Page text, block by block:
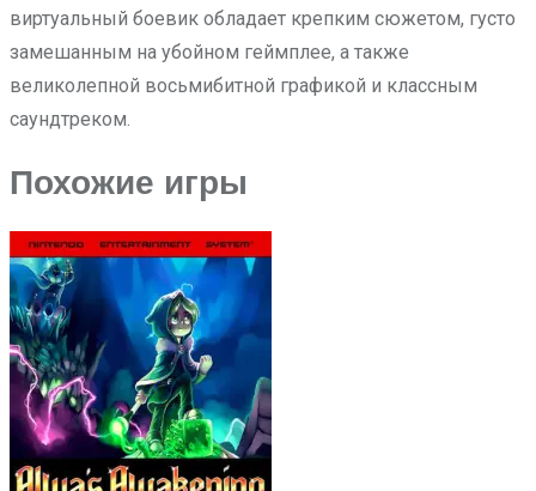
виртуальный боевик обладает крепким сюжетом, густо
замешанным на убойном геймплее, а также
великолепной восьмибитной графикой и классным
саундтреком.
Похожие игры